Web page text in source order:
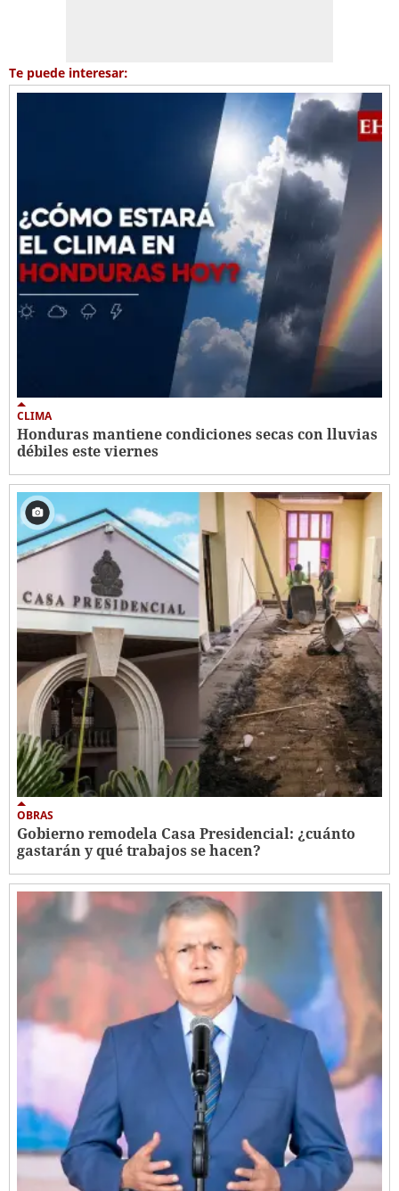
Te puede interesar:
CLIMA
Honduras mantiene condiciones secas con lluvias
débiles este viernes
OBRAS
Gobierno remodela Casa Presidencial: ¿cuánto
gastarán y qué trabajos se hacen?